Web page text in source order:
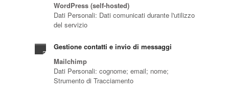
WordPress (self-hosted)
Dati Personali: Dati comunicati durante l'utilizzo
del servizio
Gestione contatti e invio di messaggi
Mailchimp
Dati Personali: cognome; email; nome;
Strumento di Tracciamento